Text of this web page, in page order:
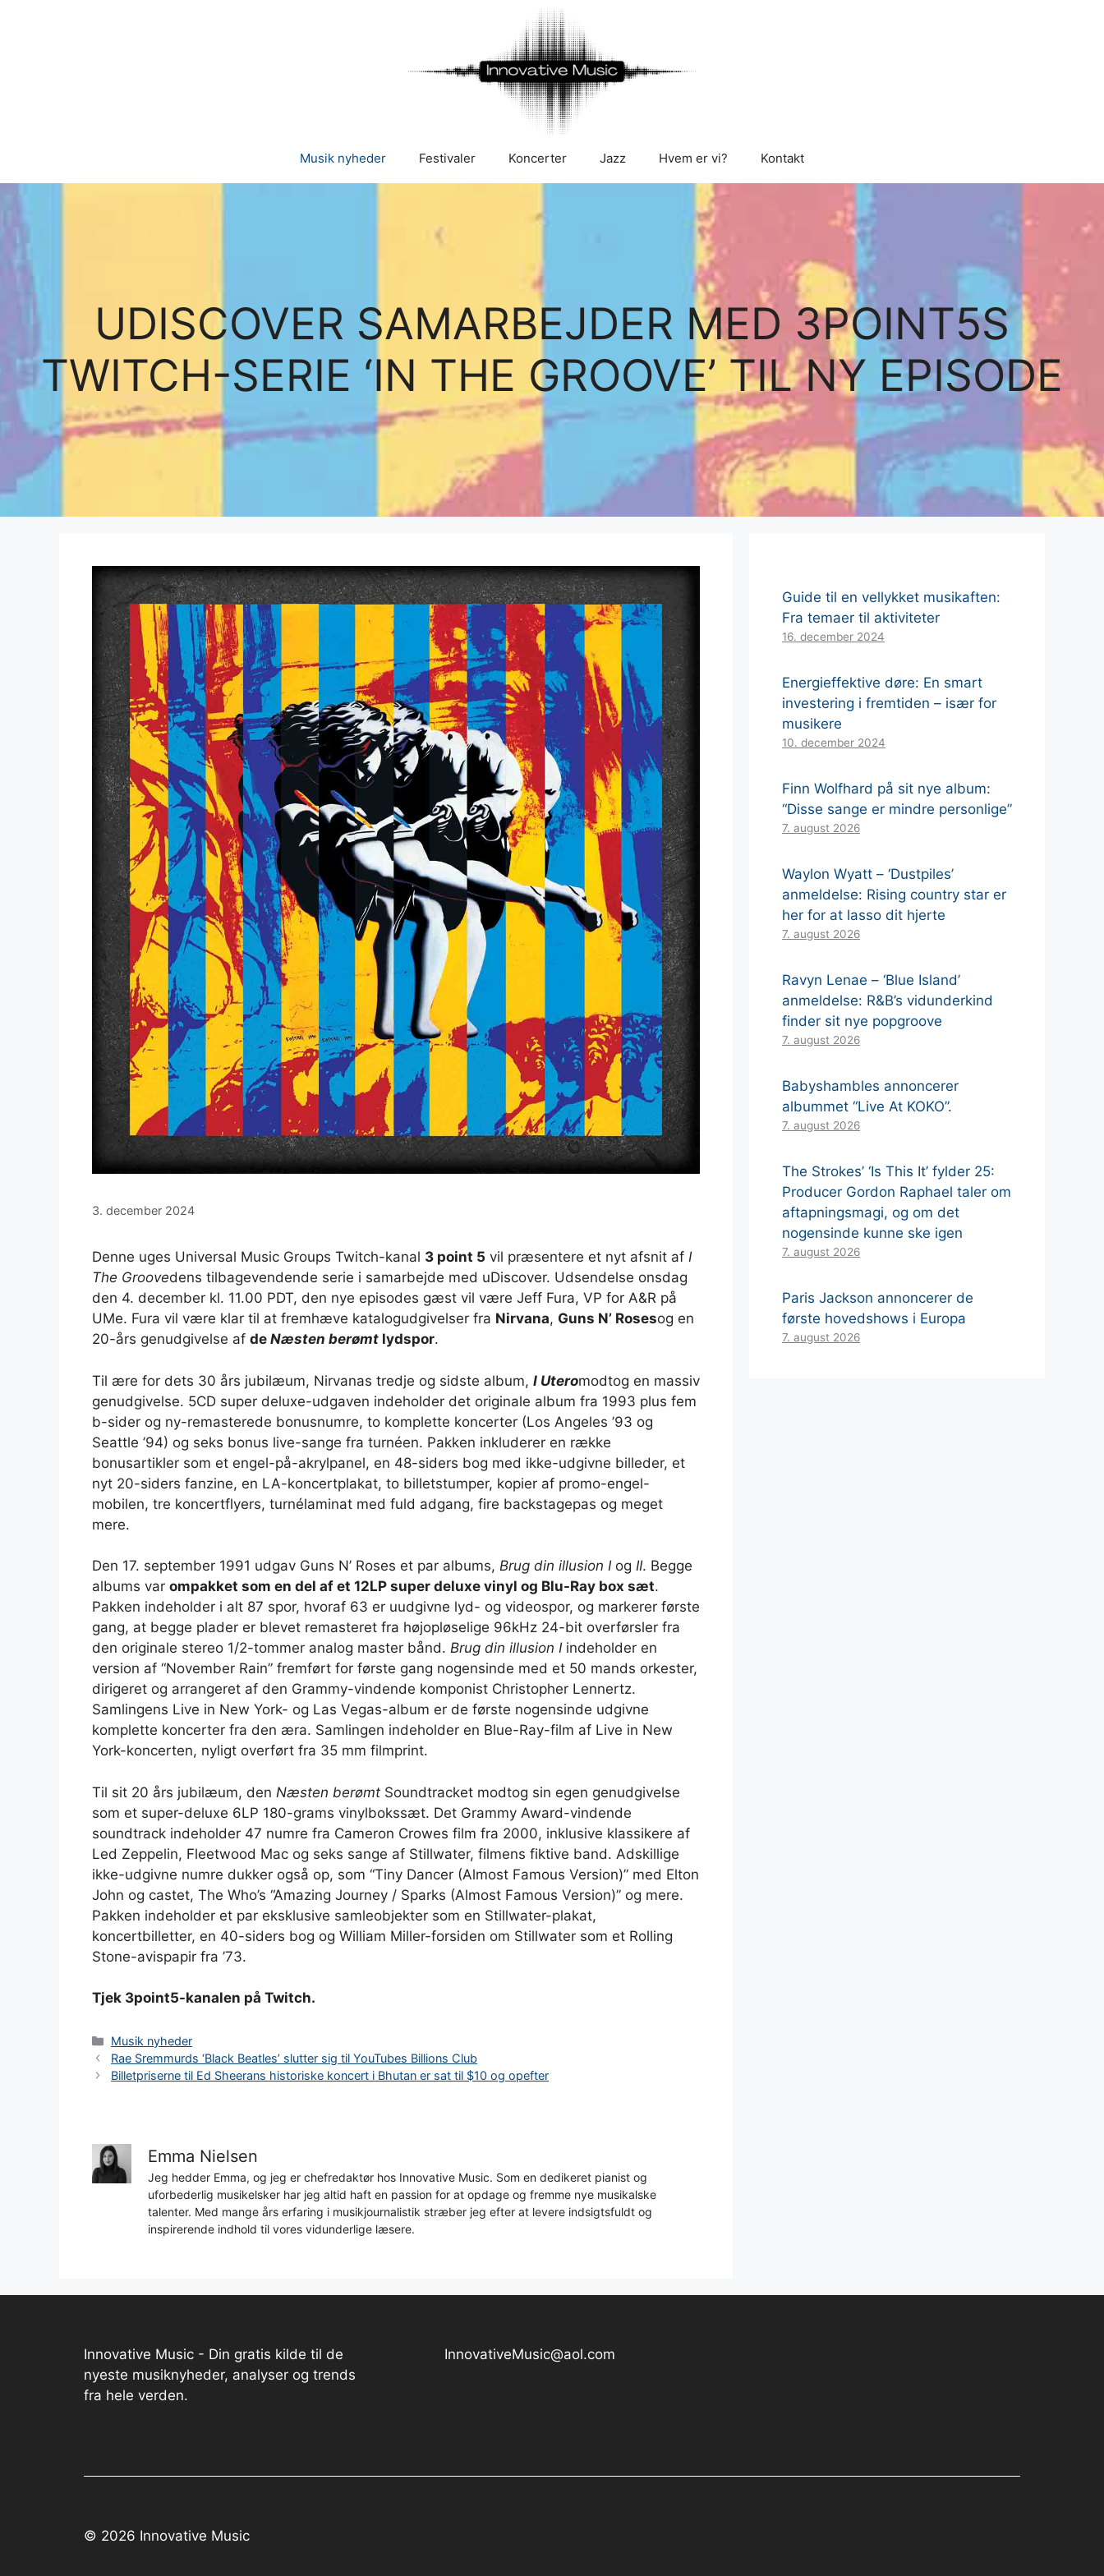
Musik nyheder Festivaler Koncerter Jazz Hvem er vi? Kontakt
UDISCOVER SAMARBEJDER MED 3POINT5S
TWITCH-SERIE ‘IN THE GROOVE’ TIL NY EPISODE
3. december 2024
Denne uges Universal Music Groups Twitch-kanal 3 point 5 vil præsentere et nyt afsnit af I
The Groovedens tilbagevendende serie i samarbejde med uDiscover. Udsendelse onsdag
den 4. december kl. 11.00 PDT, den nye episodes gæst vil være Jeff Fura, VP for A&R på
UMe. Fura vil være klar til at fremhæve katalogudgivelser fra Nirvana, Guns N’ Rosesog en
20-års genudgivelse af de Næsten berømt lydspor.
Til ære for dets 30 års jubilæum, Nirvanas tredje og sidste album, I Uteromodtog en massiv
genudgivelse. 5CD super deluxe-udgaven indeholder det originale album fra 1993 plus fem
b-sider og ny-remasterede bonusnumre, to komplette koncerter (Los Angeles ’93 og
Seattle ’94) og seks bonus live-sange fra turnéen. Pakken inkluderer en række
bonusartikler som et engel-på-akrylpanel, en 48-siders bog med ikke-udgivne billeder, et
nyt 20-siders fanzine, en LA-koncertplakat, to billetstumper, kopier af promo-engel-
mobilen, tre koncertflyers, turnélaminat med fuld adgang, fire backstagepas og meget
mere.
Den 17. september 1991 udgav Guns N’ Roses et par albums, Brug din illusion Iog II. Begge
albums var ompakket som en del af et 12LP super deluxe vinyl og Blu-Ray box sæt.
Pakken indeholder i alt 87 spor, hvoraf 63 er uudgivne lyd- og videospor, og markerer første
gang, at begge plader er blevet remasteret fra højopløselige 96kHz 24-bit overførsler fra
den originale stereo 1/2-tommer analog master bånd. Brug din illusion Iindeholder en
version af “November Rain” fremført for første gang nogensinde med et 50 mands orkester,
dirigeret og arrangeret af den Grammy-vindende komponist Christopher Lennertz.
Samlingens Live in New York- og Las Vegas-album er de første nogensinde udgivne
komplette koncerter fra den æra. Samlingen indeholder en Blue-Ray-film af Live in New
York-koncerten, nyligt overført fra 35 mm filmprint.
Til sit 20 års jubilæum, den Næsten berømt Soundtracket modtog sin egen genudgivelse
som et super-deluxe 6LP 180-grams vinylbokssæt. Det Grammy Award-vindende
soundtrack indeholder 47 numre fra Cameron Crowes film fra 2000, inklusive klassikere af
Led Zeppelin, Fleetwood Mac og seks sange af Stillwater, filmens fiktive band. Adskillige
ikke-udgivne numre dukker også op, som “Tiny Dancer (Almost Famous Version)” med Elton
John og castet, The Who’s “Amazing Journey / Sparks (Almost Famous Version)” og mere.
Pakken indeholder et par eksklusive samleobjekter som en Stillwater-plakat,
koncertbilletter, en 40-siders bog og William Miller-forsiden om Stillwater som et Rolling
Stone-avispapir fra ’73.
Tjek 3point5-kanalen på Twitch.
Kategorier
Musik nyheder
Rae Sremmurds ‘Black Beatles’ slutter sig til YouTubes Billions Club
Billetpriserne til Ed Sheerans historiske koncert i Bhutan er sat til $10 og opefter
Emma Nielsen
Jeg hedder Emma, og jeg er chefredaktør hos Innovative Music. Som en dedikeret pianist og
uforbederlig musikelsker har jeg altid haft en passion for at opdage og fremme nye musikalske
talenter. Med mange års erfaring i musikjournalistik stræber jeg efter at levere indsigtsfuldt og
inspirerende indhold til vores vidunderlige læsere.
Guide til en vellykket musikaften:
Fra temaer til aktiviteter
16. december 2024
Energieffektive døre: En smart
investering i fremtiden – især for
musikere
10. december 2024
Finn Wolfhard på sit nye album:
“Disse sange er mindre personlige”
7. august 2026
Waylon Wyatt – ‘Dustpiles’
anmeldelse: Rising country star er
her for at lasso dit hjerte
7. august 2026
Ravyn Lenae – ‘Blue Island’
anmeldelse: R&B’s vidunderkind
finder sit nye popgroove
7. august 2026
Babyshambles annoncerer
albummet “Live At KOKO”.
7. august 2026
The Strokes’ ‘Is This It’ fylder 25:
Producer Gordon Raphael taler om
aftapningsmagi, og om det
nogensinde kunne ske igen
7. august 2026
Paris Jackson annoncerer de
første hovedshows i Europa
7. august 2026
Innovative Music - Din gratis kilde til de
nyeste musiknyheder, analyser og trends
fra hele verden.
InnovativeMusic@aol.com
© 2026 Innovative Music